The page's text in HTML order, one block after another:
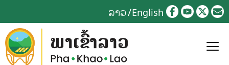
to
content
ລາວ English